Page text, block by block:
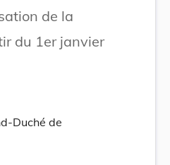
de la
du 1er janvier
Duché de